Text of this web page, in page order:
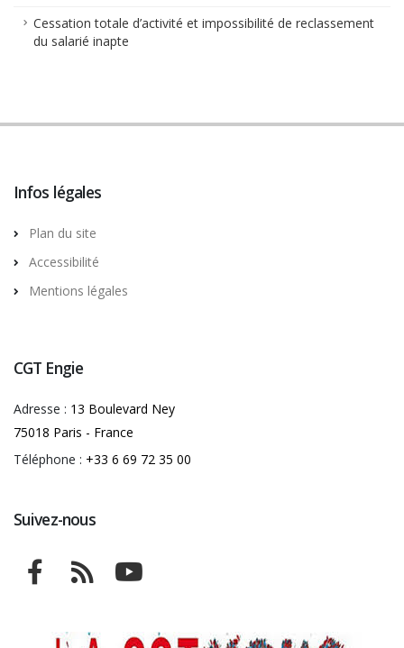
Cessation totale d’activité et impossibilité de reclassement
du salarié inapte
Infos légales
Plan du site
Accessibilité
Mentions légales
CGT Engie
Adresse : 13 Boulevard Ney
75018 Paris - France
Téléphone : +33 6 69 72 35 00
Suivez-nous